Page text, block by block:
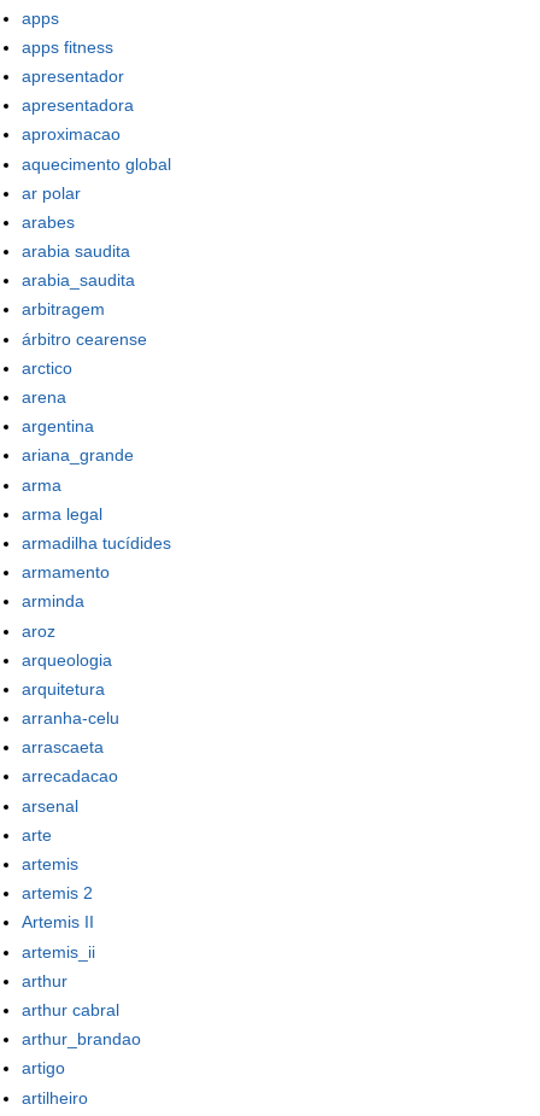
apps
apps fitness
apresentador
apresentadora
aproximacao
aquecimento global
ar polar
arabes
arabia saudita
arabia_saudita
arbitragem
árbitro cearense
arctico
arena
argentina
ariana_grande
arma
arma legal
armadilha tucídides
armamento
arminda
aroz
arqueologia
arquitetura
arranha-celu
arrascaeta
arrecadacao
arsenal
arte
artemis
artemis 2
Artemis II
artemis_ii
arthur
arthur cabral
arthur_brandao
artigo
artilheiro